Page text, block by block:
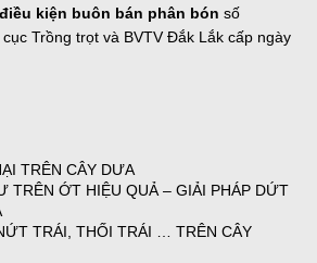
kiện buôn bán phân bón số
Trồng trọt và BVTV Đắk Lắk cấp ngày
TRÊN CÂY DƯA
TRÊN ỚT HIỆU QUẢ – GIẢI PHÁP DỨT
TRÁI, THỐI TRÁI … TRÊN CÂY